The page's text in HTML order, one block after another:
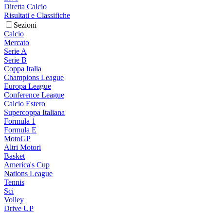
Diretta Calcio
Risultati e Classifiche
Sezioni
Calcio
Mercato
Serie A
Serie B
Coppa Italia
Champions League
Europa League
Conference League
Calcio Estero
Supercoppa Italiana
Formula 1
Formula E
MotoGP
Altri Motori
Basket
America's Cup
Nations League
Tennis
Sci
Volley
Drive UP